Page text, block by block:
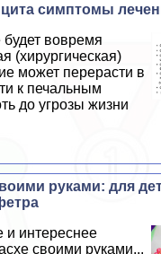
симптомы
вовремя
(хирургическая)
может перерасти в
к печальным
до угрозы жизни
руками: для
и интереснее
своими руками...